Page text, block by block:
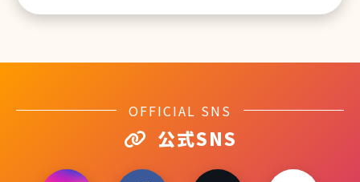
OFFICIAL SNS
公式SNS